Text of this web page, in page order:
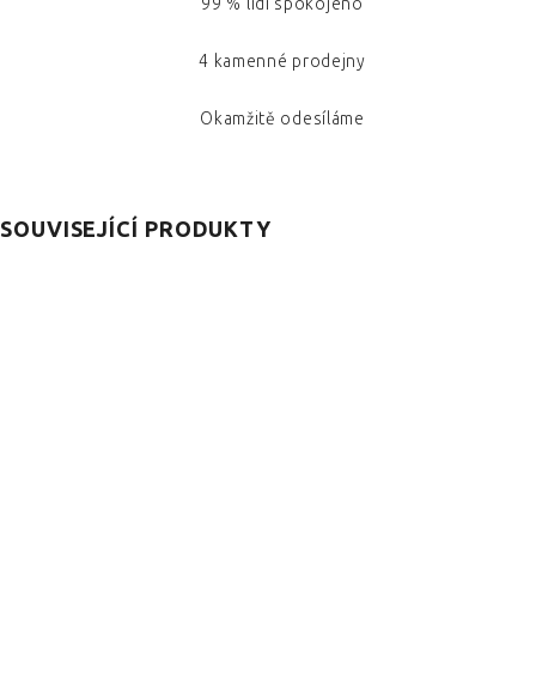
4 kamenné prodejny
Okamžitě odesíláme
SOUVISEJÍCÍ PRODUKTY